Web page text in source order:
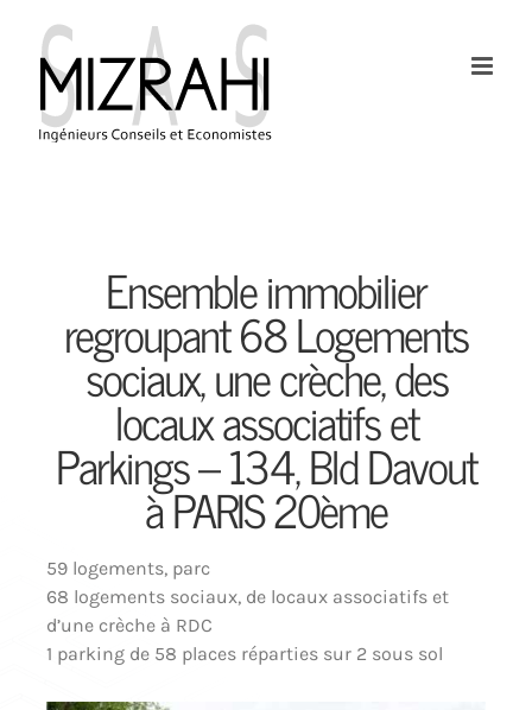
contenu
Ensemble immobilier
regroupant 68 Logements
sociaux, une crèche, des
locaux associatifs et
Parkings – 134, Bld Davout
à PARIS 20ème
59 logements, parc
68 logements sociaux, de locaux associatifs et
d’une crèche à RDC
1 parking de 58 places réparties sur 2 sous sol